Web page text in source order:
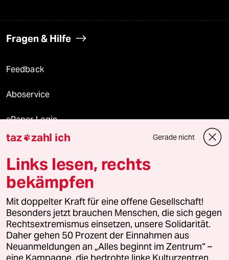
Fragen & Hilfe
Feedback
Aboservice
ePaper Login
Downloads für Abonnierende
© 2026 taz Verlags und Vertriebs GmbH
Alle Rechte vorbehalten. Bei rechtlichen Fragen oder für Genehmigungen
wenden Sie sich bitte an lizenzen@taz.de
Feedback Redaktionsstatut Kommune-Richtlinien
taz zahl ich Gerade nicht
Links lesen, rechts
bekämpfen
Mit doppelter Kraft für eine offene Gesellschaft!
Besonders jetzt brauchen Menschen, die sich gegen
Rechtsextremismus einsetzen, unsere Solidarität.
Daher gehen 50 Prozent der Einnahmen aus
Neuanmeldungen an „Alles beginnt im Zentrum“ –